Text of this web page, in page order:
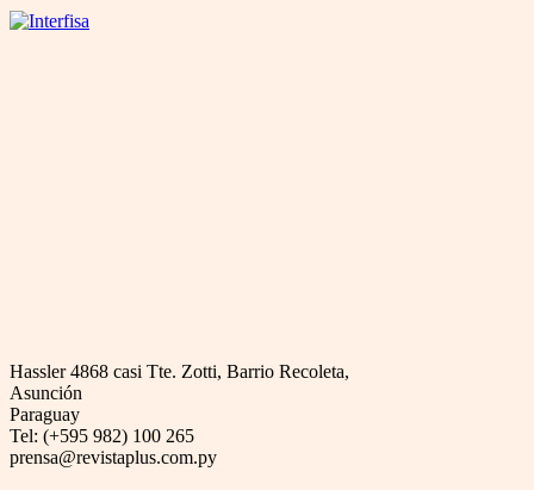
Hassler 4868 casi Tte. Zotti, Barrio Recoleta,
Asunción
Paraguay
Tel: (+595 982) 100 265
prensa@revistaplus.com.py